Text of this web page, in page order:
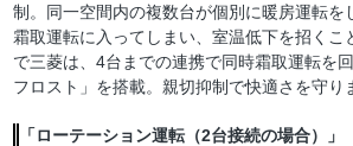
制。同一空間内の複数台が個別に暖房運転を
霜取運転に入ってしまい、室温低下を招くこ
で三菱は、4台までの連携で同時霜取運転を
フロスト」を搭載。親切抑制で快適さを守り
「ローテーション運転（2台接続の場合）」